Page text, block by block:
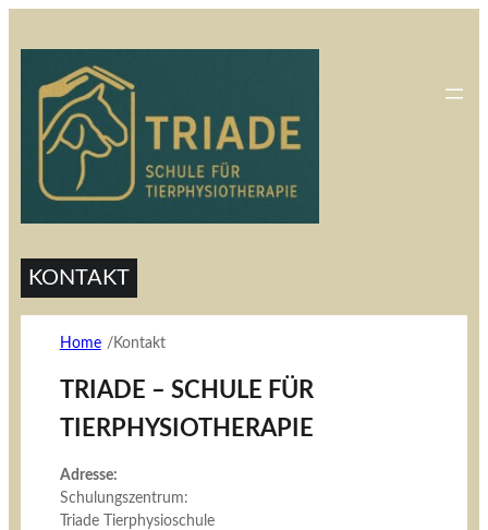
KONTAKT
Home / Kontakt
TRIADE – SCHULE FÜR
TIERPHYSIOTHERAPIE
Adresse:
Schulungszentrum:
Triade Tierphysioschule